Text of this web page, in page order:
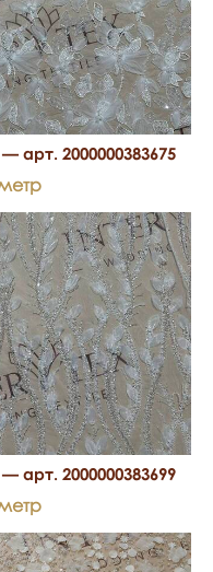
арт. 2000000383675
арт. 2000000383699